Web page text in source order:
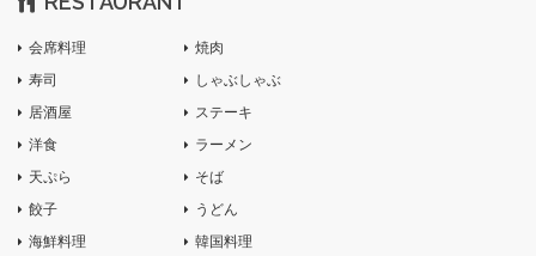
会席料理
寿司
居酒屋
洋食
天ぷら
餃子
海鮮料理
焼肉
しゃぶしゃぶ
ステーキ
ラーメン
そば
うどん
韓国料理